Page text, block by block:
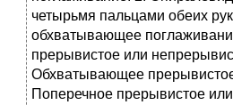
четырьмя пальцами обеих
обхватывающее
прерывистое или
Обхватывающее
Поперечное прерывистое